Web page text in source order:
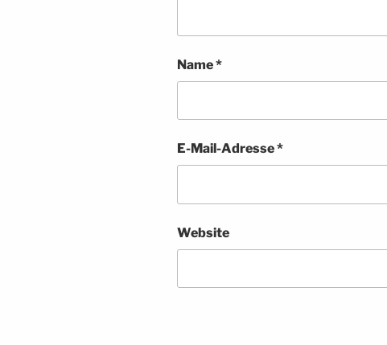
Name*
E-Mail-Adresse*
Website